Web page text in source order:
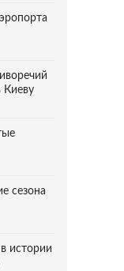
сезона
истории